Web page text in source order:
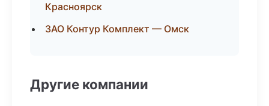
Красноярск
ЗАО Контур Комплект — Омск
Другие компании